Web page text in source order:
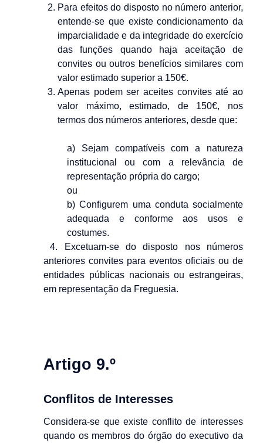
Para efeitos do disposto no número anterior,
entende-se que existe condicionamento da
imparcialidade e da integridade do exercício
das funções quando haja aceitação de
convites ou outros benefícios similares com
valor estimado superior a 150€.
Apenas podem ser aceites convites até ao
valor máximo, estimado, de 150€, nos
termos dos números anteriores, desde que:
a) Sejam compatíveis com a natureza
institucional ou com a relevância de
representação própria do cargo;
ou
b) Configurem uma conduta socialmente
adequada e conforme aos usos e
costumes.
4. Excetuam-se do disposto nos números
anteriores convites para eventos oficiais ou de
entidades públicas nacionais ou estrangeiras,
em representação da Freguesia.
Artigo 9.º
Conflitos de Interesses
Considera-se que existe conflito de interesses
quando os membros do órgão do executivo da